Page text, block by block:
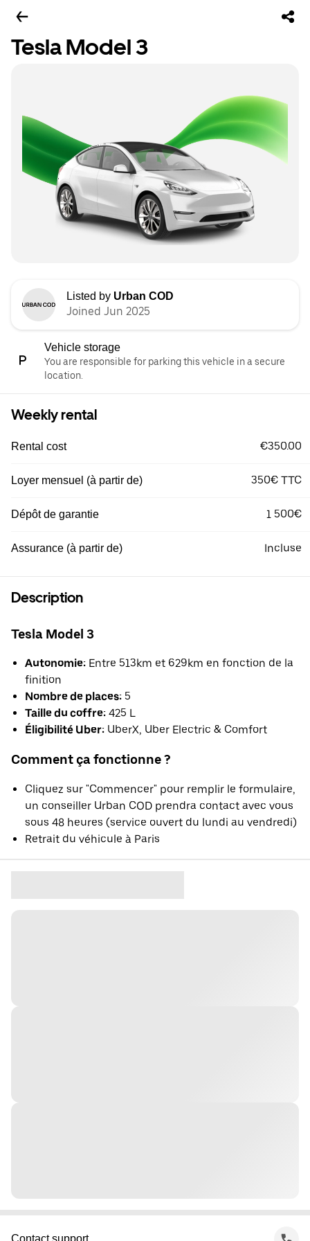
Tesla Model 3
Listed by Urban COD
Joined Jun 2025
Vehicle storage
You are responsible for parking this vehicle in a secure
location.
Weekly rental
Rental cost €350.00
Loyer mensuel (à partir de) 350€ TTC
Dépôt de garantie 1 500€
Assurance (à partir de) Incluse
Description
Tesla Model 3
Autonomie: Entre 513km et 629km en fonction de la
finition
Nombre de places: 5
Taille du coffre: 425 L
Éligibilité Uber: UberX, Uber Electric & Comfort
Comment ça fonctionne ?
Cliquez sur "Commencer" pour remplir le formulaire,
un conseiller Urban COD prendra contact avec vous
sous 48 heures (service ouvert du lundi au vendredi)
Retrait du véhicule à Paris
Contact support